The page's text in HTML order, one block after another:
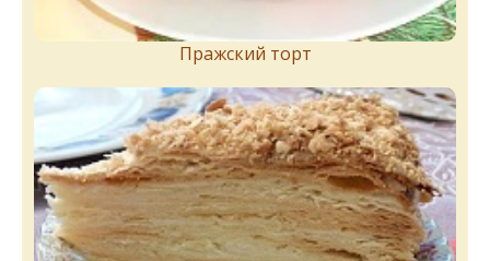
Пражский торт